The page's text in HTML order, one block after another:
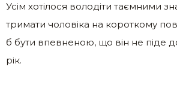
Усім хотілося володіти таємними
тримати чоловіка на короткому
б бути впевненою, що він не піде
рік.